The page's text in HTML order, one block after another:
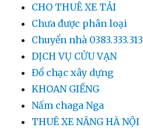
CHO THUÊ XE TẢI
Chưa được phân loại
Chuyển nhà 0383.333.313
DỊCH VỤ CỬU VẠN
Đổ chạc xây dựng
KHOAN GIẾNG
Nấm chaga Nga
THUÊ XE NÂNG HÀ NỘI